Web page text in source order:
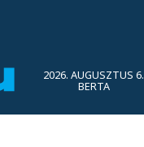
2026. AUGUSZTUS 6.
BERTA